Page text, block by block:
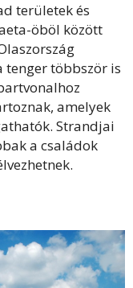
területek és
öböl között
tenger többször is
amelyek
Strandjai
a családok